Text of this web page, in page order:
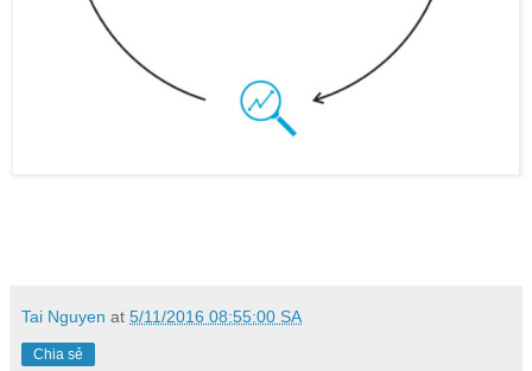
Tai Nguyen at 5/11/2016 08:55:00 SA
Chia sẻ